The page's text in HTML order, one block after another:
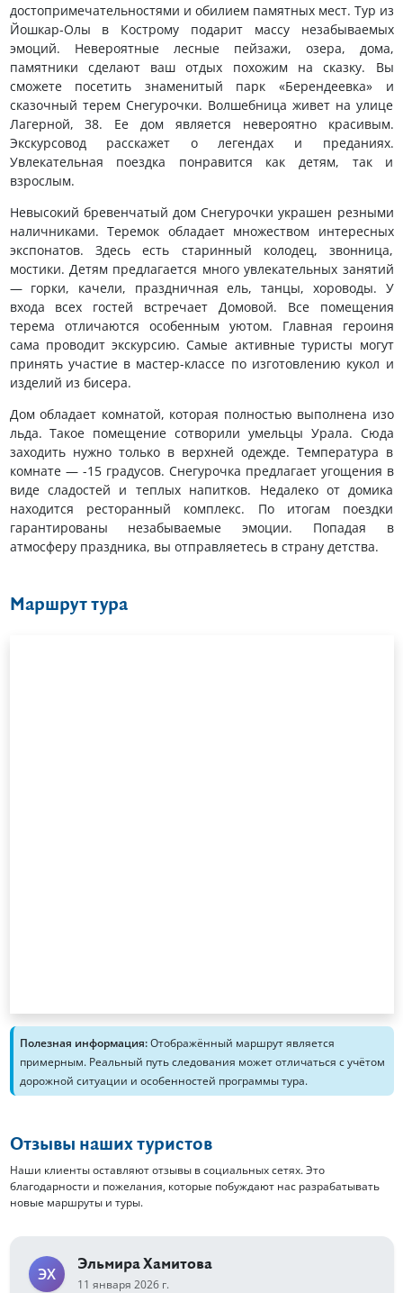
достопримечательностями и обилием памятных мест. Тур из
Йошкар-Олы в Кострому подарит массу незабываемых
эмоций. Невероятные лесные пейзажи, озера, дома,
памятники сделают ваш отдых похожим на сказку. Вы
сможете посетить знаменитый парк «Берендеевка» и
сказочный терем Снегурочки. Волшебница живет на улице
Лагерной, 38. Ее дом является невероятно красивым.
Экскурсовод расскажет о легендах и преданиях.
Увлекательная поездка понравится как детям, так и
взрослым.
Невысокий бревенчатый дом Снегурочки украшен резными
наличниками. Теремок обладает множеством интересных
экспонатов. Здесь есть старинный колодец, звонница,
мостики. Детям предлагается много увлекательных занятий
— горки, качели, праздничная ель, танцы, хороводы. У
входа всех гостей встречает Домовой. Все помещения
терема отличаются особенным уютом. Главная героиня
сама проводит экскурсию. Самые активные туристы могут
принять участие в мастер-классе по изготовлению кукол и
изделий из бисера.
Дом обладает комнатой, которая полностью выполнена изо
льда. Такое помещение сотворили умельцы Урала. Сюда
заходить нужно только в верхней одежде. Температура в
комнате — -15 градусов. Снегурочка предлагает угощения в
виде сладостей и теплых напитков. Недалеко от домика
находится ресторанный комплекс. По итогам поездки
гарантированы незабываемые эмоции. Попадая в
атмосферу праздника, вы отправляетесь в страну детства.
Маршрут тура
Полезная информация:Отображённый маршрут является
примерным. Реальный путь следования может отличаться с учётом
дорожной ситуации и особенностей программы тура.
Отзывы наших туристов
Наши клиенты оставляют отзывы в социальных сетях. Это
благодарности и пожелания, которые побуждают нас разрабатывать
новые маршруты и туры.
ЭХ
Эльмира Хамитова
11 января 2026 г.